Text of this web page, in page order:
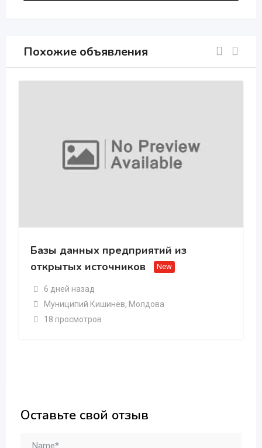
Похожие объявления
Базы данных предприятий из
открытых источников
New
6 дней назад
Муниципий Кишинёв, Молдова
18 просмотров
Оставьте свой отзыв